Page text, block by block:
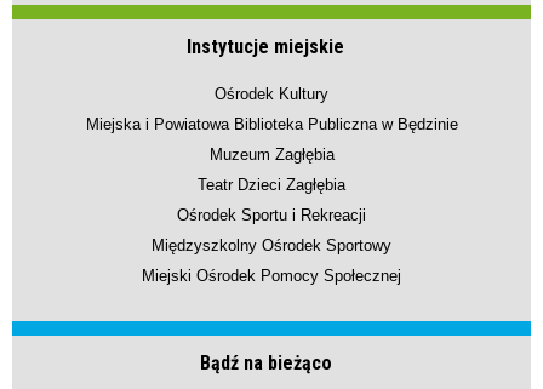
Instytucje miejskie
Ośrodek Kultury
Miejska i Powiatowa Biblioteka Publiczna w Będzinie
Muzeum Zagłębia
Teatr Dzieci Zagłębia
Ośrodek Sportu i Rekreacji
Międzyszkolny Ośrodek Sportowy
Miejski Ośrodek Pomocy Społecznej
Bądź na bieżąco